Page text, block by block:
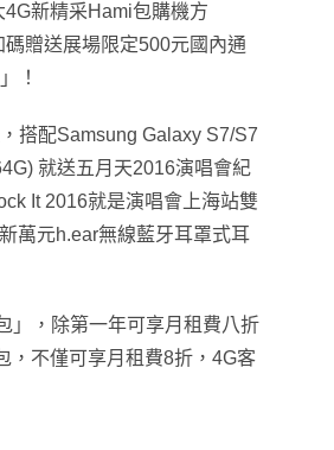
新精采Hami包購機方
贈送展場限定500元國內通
！
搭配Samsung Galaxy S7/S7
就送五月天2016演唱會紀
It 2016就是演唱會上海站雙
萬元h.ear無線藍牙耳罩式耳
」，除第一年可享月租費八折
，不僅可享月租費8折，4G客